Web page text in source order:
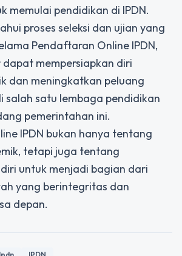
memulai pendidikan di IPDN.
proses seleksi dan ujian yang
Pendaftaran Online IPDN,
mempersiapkan diri
dan meningkatkan peluang
salah satu lembaga pendidikan
pemerintahan ini.
IPDN bukan hanya tentang
tetapi juga tentang
untuk menjadi bagian dari
yang berintegritas dan
depan.